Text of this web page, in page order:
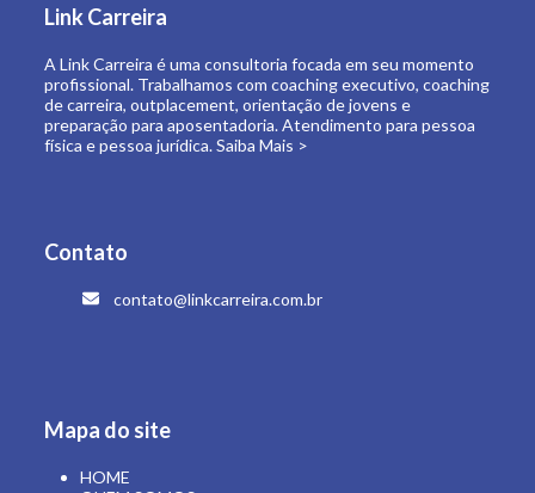
física e pessoa jurídica.
Contato
Mapa do site
E-BOOKS
ARTIGOS
ÁREA RESTRITA